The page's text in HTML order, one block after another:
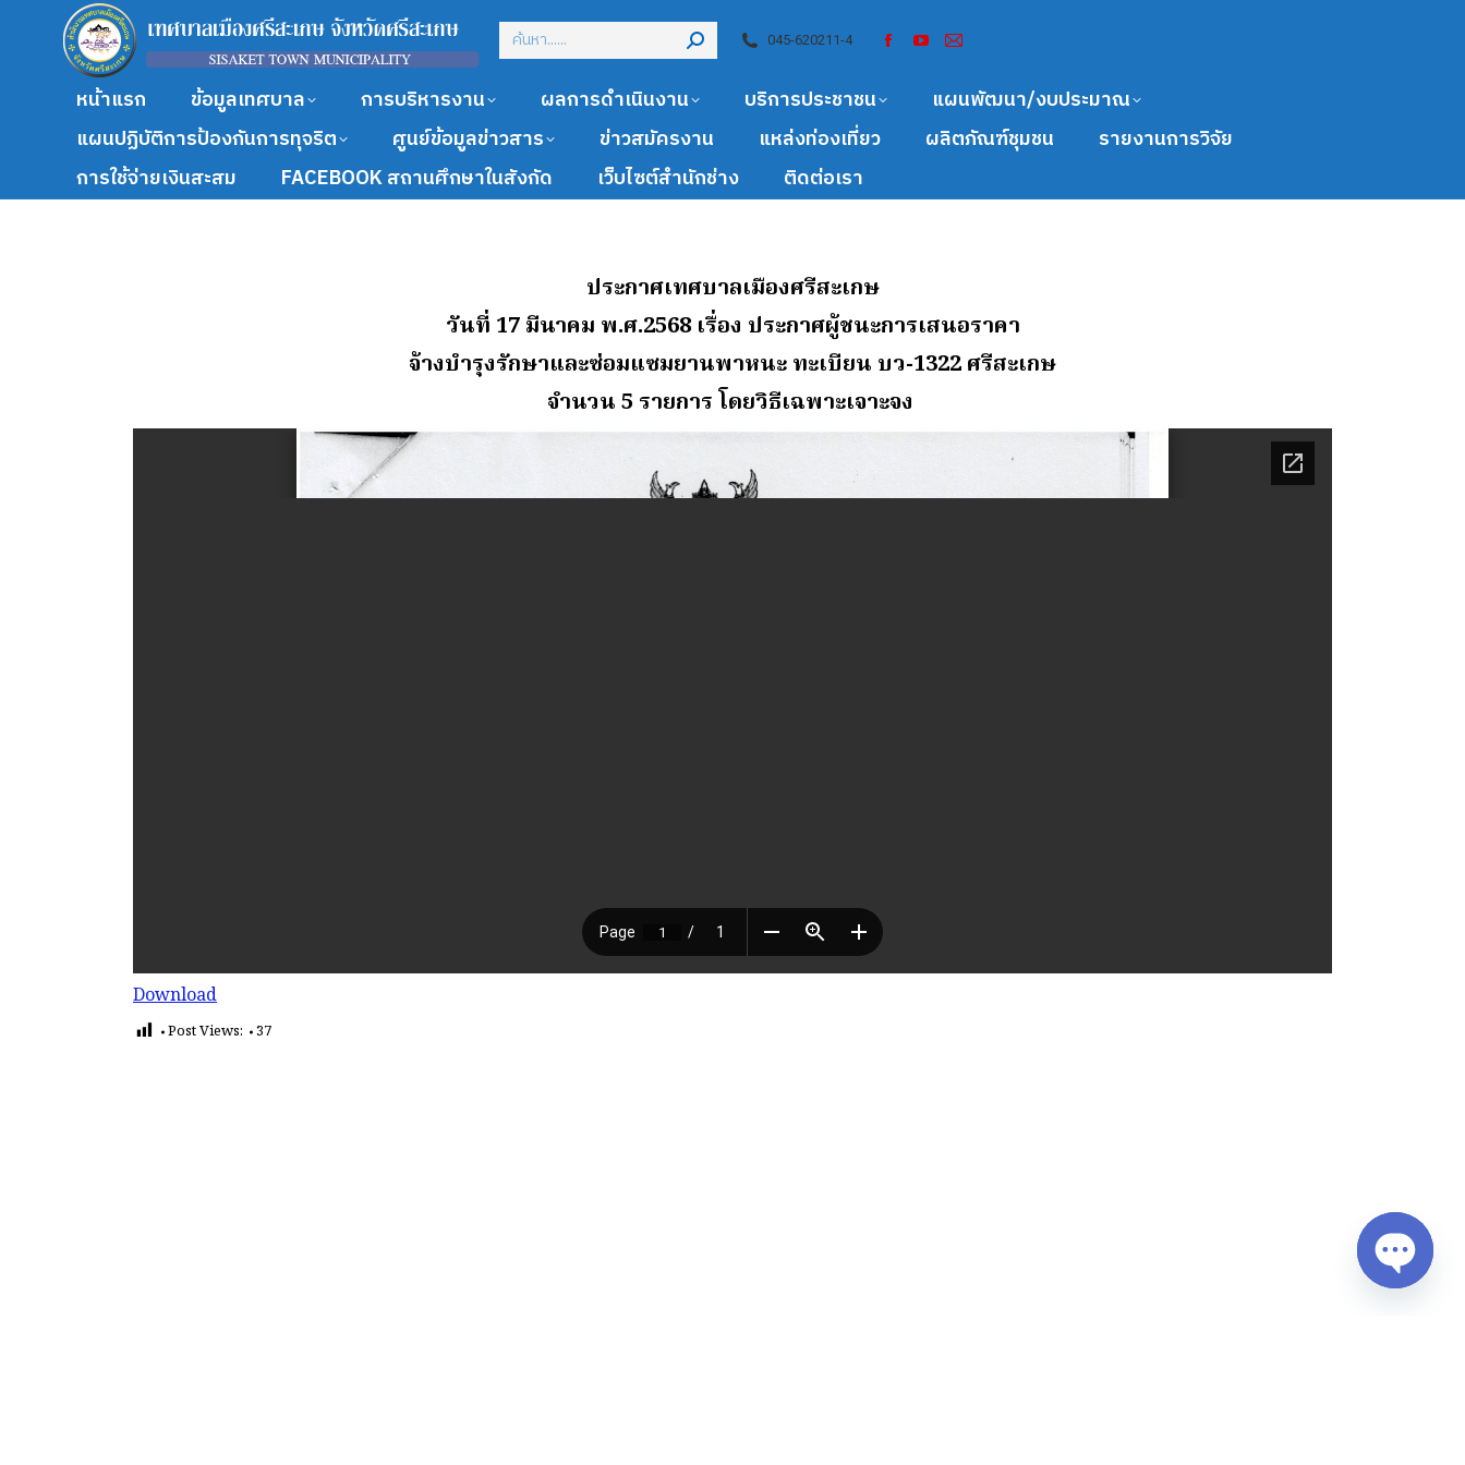
045-620211-4
หน้าแรก ข้อมูลเทศบาล การบริหารงาน ผลการดำเนินงาน บริการประชาชน
แผนพัฒนา/งบประมาณ
แผนปฏิบัติการป้องกันการทุจริต
ศูนย์ข้อมูลข่าวสาร ข่าวสมัครงาน แหล่งท่องเที่ยว ผลิตภัณฑ์ชุมชน
รายงานการวิจัย
การใช้จ่ายเงินสะสม
FACEBOOK สถานศึกษาในสังกัด เว็บไซต์สำนักช่าง ติดต่อเรา
ประกาศเทศบาลเมืองศรีสะเกษ
วันที่ 17 มีนาคม พ.ศ.2568 เรื่อง ประกาศผู้ชนะการเสนอราคา
จ้างบํารุงรักษาและซ่อมแซมยานพาหนะ ทะเบียน บว-1322 ศรีสะเกษ
จํานวน 5 รายการ โดยวิธีเฉพาะเจาะจง
Download
Post Views: 37